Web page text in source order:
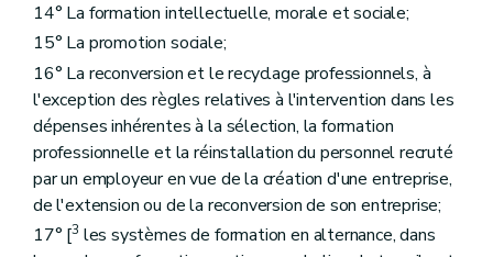
Titre IV Coopération entre les Communautés
Art. 92
Titre IV
La coopération entre l'Etat, les Communautés et les Régions (L 1988-08-08/30, art. 15, 002; ED : 1989-01-01)
Art. 92bis
Art. 92bis/1
Art. 92ter
Titre IVter
(Inséré par L 1993-05-05/65, art. 4, 005; ED : 18-05-1993) Information des Chambres et des (Parlements) sur les propositions d'actes normatifs de la Commission des Communautés européennes. (L 2006-03-27/33, art. 2, C, 034; ED : 21-04-2006)
Art. 92
Titre V Dispositions finales
Art. 93
Art. 94
Art. 95
14° La formation intellectuelle, morale et sociale;
15° La promotion sociale;
16° La reconversion et le recyclage professionnels, à
l'exception des règles relatives à l'intervention dans les
dépenses inhérentes à la sélection, la formation
professionnelle et la réinstallation du personnel recruté
par un employeur en vue de la création d'une entreprise,
de l'extension ou de la reconversion de son entreprise;
17° [3 les systèmes de formation en alternance, dans